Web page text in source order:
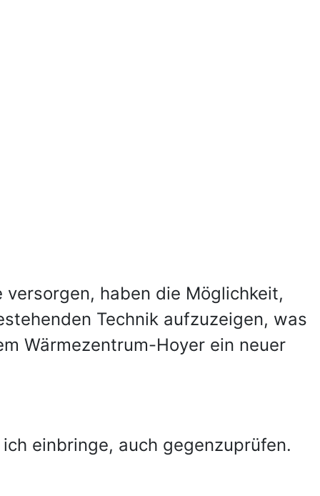
haben die Möglichkeit,
Technik aufzuzeigen, was
Wärmezentrum-Hoyer ein neuer
einbringe, auch gegenzuprüfen.